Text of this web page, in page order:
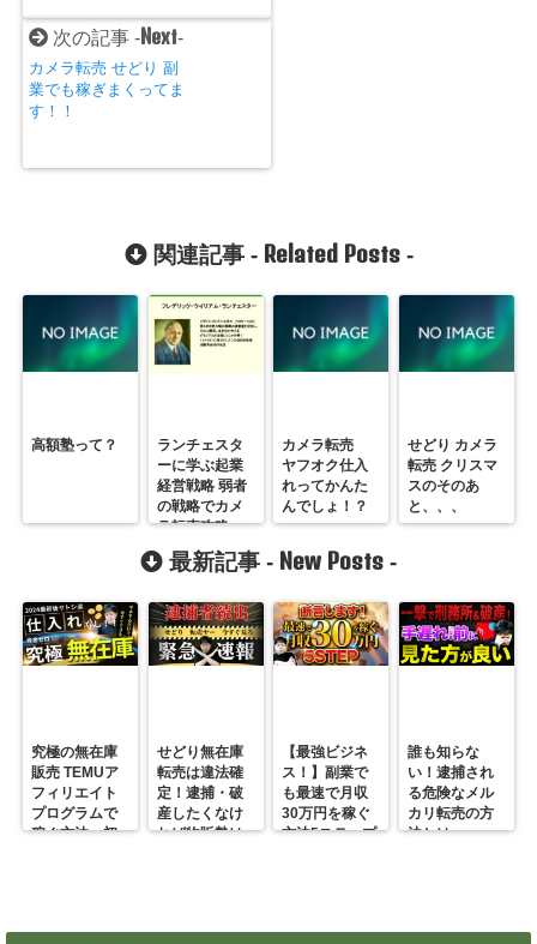
次の記事 -Next-
カメラ転売 せどり 副
業でも稼ぎまくってま
す！！
関連記事 - Related Posts-
高額塾って？
ランチェスタ
ーに学ぶ起業
経営戦略 弱者
の戦略でカメ
ラ転売攻略
カメラ転売
ヤフオク仕入
れってかんた
んでしょ！？
せどり カメラ
転売 クリスマ
スのそのあ
と、、、
最新記事 - New Posts -
究極の無在庫
販売 TEMUア
フィリエイト
プログラムで
稼ぐ方法 初
せどり無在庫
転売は違法確
定！逮捕・破
産したくなけ
れば物販勢は
【最強ビジネ
ス！】副業で
も最速で月収
30万円を稼ぐ
方法5ステップ
誰も知らな
い！逮捕され
る危険なメル
カリ転売の方
法とは